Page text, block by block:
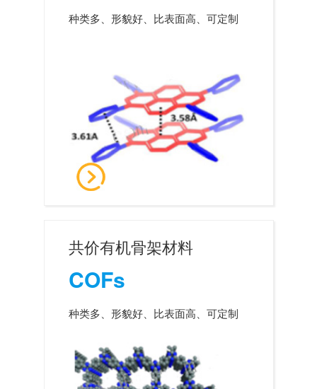
种类多、形貌好、比表面高、可定制
共价有机骨架材料
COFs
种类多、形貌好、比表面高、可定制